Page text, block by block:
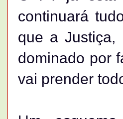
continuará
que a Justiça,
dominado por
vai prender